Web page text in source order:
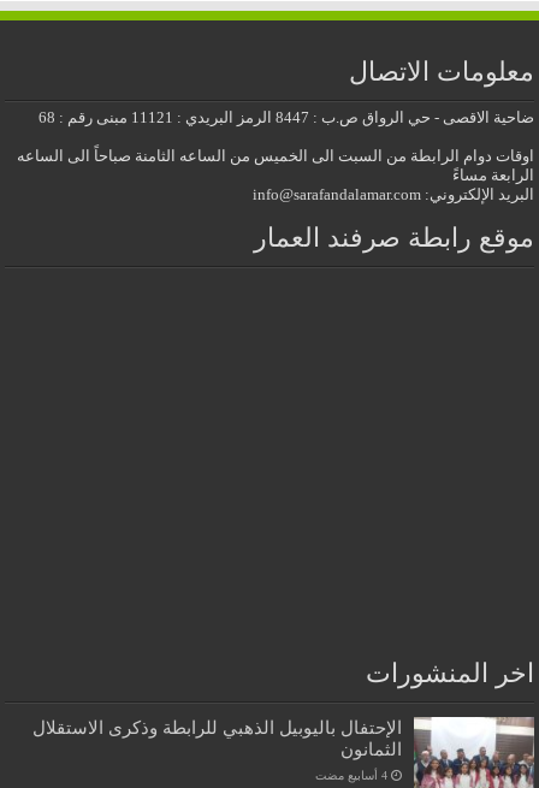
معلومات الاتصال
ضاحية الاقصى - حي الرواق ص.ب : 8447 الرمز البريدي : 11121 مبنى رقم : 68
اوقات دوام الرابطة من السبت الى الخميس من الساعه الثامنة صباحاً الى الساعه
الرابعة مساءً
البريد الإلكتروني: info@sarafandalamar.com
موقع رابطة صرفند العمار
اخر المنشورات
الإحتفال باليوبيل الذهبي للرابطة وذكرى الاستقلال
الثمانون
‏4 أسابيع مضت